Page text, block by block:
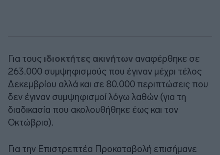
Για τους ιδιοκτήτες ακινήτων αναφέρθηκε σε
263.000 συμψηφισμούς που έγιναν μέχρι τέλος
Δεκεμβρίου αλλά και σε 80.000 περιπτώσεις που
δεν έγιναν συμψηφισμοί λόγω λαθών (για τη
διαδικασία που ακολουθήθηκε έως και τον
Οκτώβριο).
Για την Επιστρεπτέα Προκαταβολή επισήμανε